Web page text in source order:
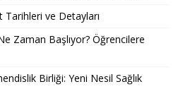
Tarihleri ve Detayları
Zaman Başlıyor? Öğrencilere
Birliği: Yeni Nesil Sağlık